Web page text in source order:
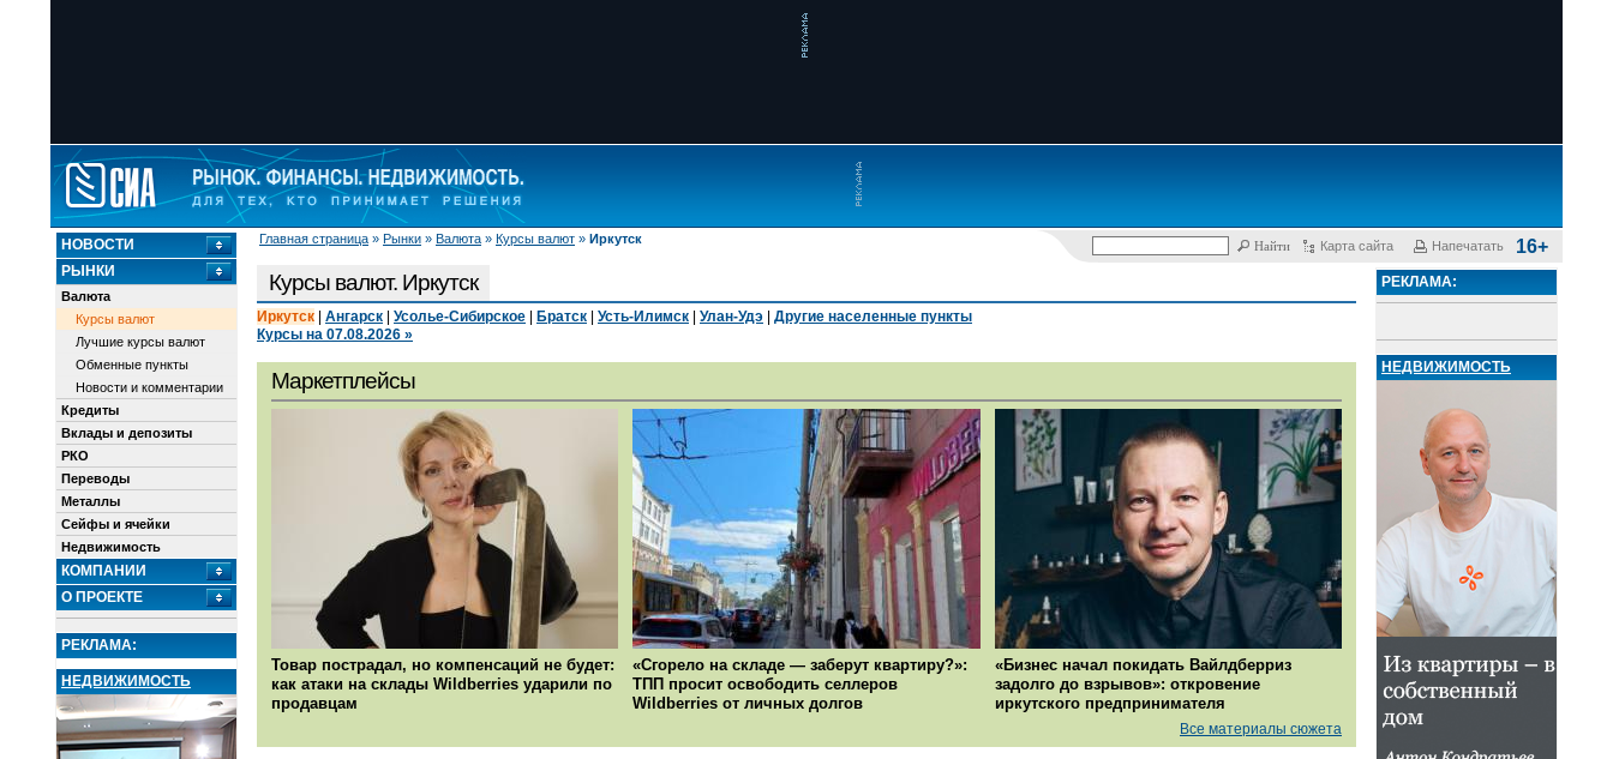
Главная страница » Рынки » Валюта » Курсы валют » Иркутск
Карта сайта Напечатать 16+
НОВОСТИ
РЫНКИ
Валюта
Курсы валют
Лучшие курсы валют
Обменные пункты
Новости и комментарии
Кредиты
Вклады и депозиты
РКО
Переводы
Металлы
Сейфы и ячейки
Недвижимость
КОМПАНИИ
О ПРОЕКТЕ
РЕКЛАМА:
НЕДВИЖИМОСТЬ
Курсы валют. Иркутск
Иркутск Ангарск Усолье-Сибирское Братск Усть-Илимск Улан-Удэ
Другие населенные пункты
Курсы на 07.08.2026 »
Маркетплейсы
Товар пострадал, но компенсаций не будет:
как атаки на склады Wildberries ударили по
продавцам
«Сгорело на складе — заберут квартиру?»:
ТПП просит освободить селлеров
Wildberries от личных долгов
«Бизнес начал покидать Вайлдберриз
задолго до взрывов»: откровение
иркутского предпринимателя
Все материалы сюжета
РЕКЛАМА:
НЕДВИЖИМОСТЬ